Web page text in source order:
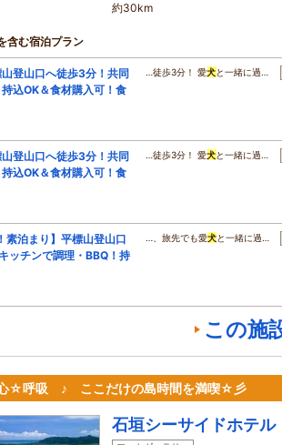
約30km
含む宿泊プラン
山登山口へ徒歩3分！共同
込OK＆食材購入可！食
…徒歩3分！ 愛犬と一緒に過…
山登山口へ徒歩3分！共同
込OK＆食材購入可！食
…徒歩3分！ 愛犬と一緒に過…
素泊まり】平標山登山口
ッチンで調理・BBQ！持
…、旅先でも愛犬と一緒に過…
この施
☆呼吸 ♪ ここだけの島時間を満喫☆彡
石垣シーサイドホテル